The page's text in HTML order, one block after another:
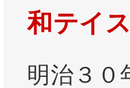
和テイ
明治３０